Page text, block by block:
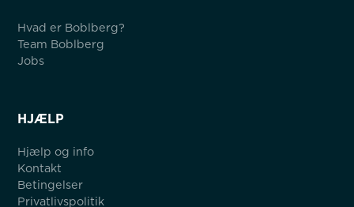
Hvad er Boblberg?
Team Boblberg
Jobs
HJÆLP
Hjælp og info
Kontakt
Betingelser
Privatlivspolitik